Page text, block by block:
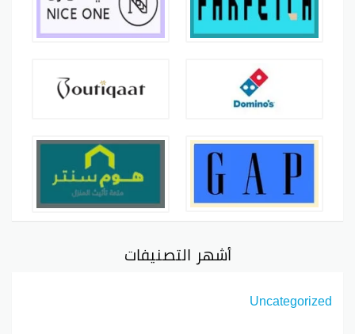
أشهر التصنيفات
Uncategorized